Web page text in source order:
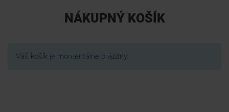
PRODUKTY
NÁKUPNÝ KOŠÍK
Váš košík je momentálne prázdny.